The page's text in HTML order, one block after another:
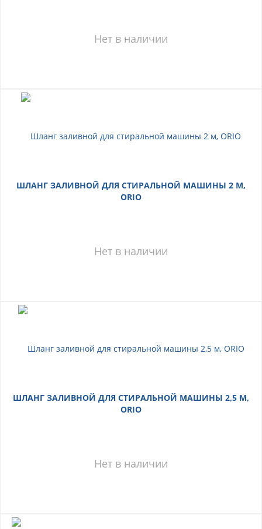
Нет в наличии
ШЛАНГ ЗАЛИВНОЙ ДЛЯ СТИРАЛЬНОЙ МАШИНЫ 2 М,
ORIO
Нет в наличии
ШЛАНГ ЗАЛИВНОЙ ДЛЯ СТИРАЛЬНОЙ МАШИНЫ 2,5 М,
ORIO
Нет в наличии